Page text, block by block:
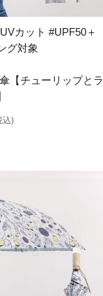
カット #UPF50＋
グ対象
【チューリップとラ
込)